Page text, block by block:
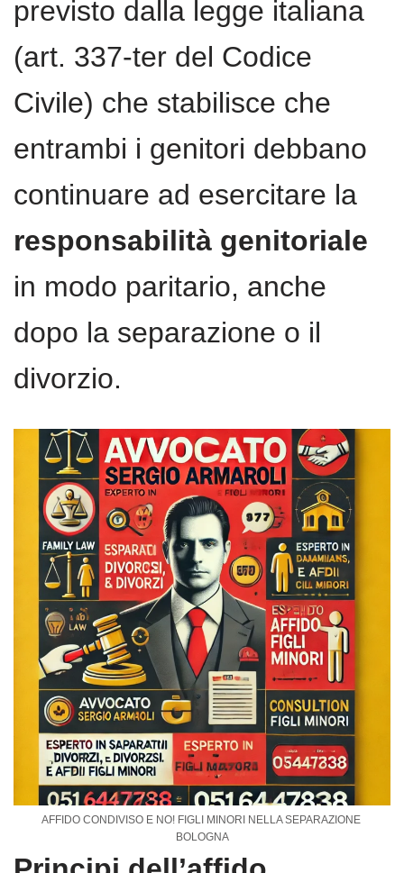
previsto dalla legge italiana
(art. 337-ter del Codice
Civile) che stabilisce che
entrambi i genitori debbano
continuare ad esercitare la
responsabilità genitoriale
in modo paritario, anche
dopo la separazione o il
divorzio.
AFFIDO CONDIVISO E NO! FIGLI MINORI NELLA SEPARAZIONE
BOLOGNA